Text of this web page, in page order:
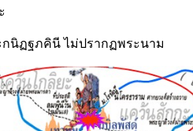
ภคินี ไม่ปรากฏพระนาม